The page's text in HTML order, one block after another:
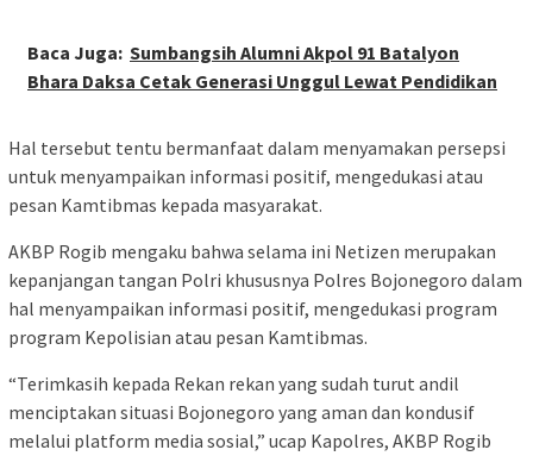
Baca Juga: Sumbangsih Alumni Akpol 91 Batalyon
Bhara Daksa Cetak Generasi Unggul Lewat Pendidikan
Hal tersebut tentu bermanfaat dalam menyamakan persepsi
untuk menyampaikan informasi positif, mengedukasi atau
pesan Kamtibmas kepada masyarakat.
AKBP Rogib mengaku bahwa selama ini Netizen merupakan
kepanjangan tangan Polri khususnya Polres Bojonegoro dalam
hal menyampaikan informasi positif, mengedukasi program
program Kepolisian atau pesan Kamtibmas.
“Terimkasih kepada Rekan rekan yang sudah turut andil
menciptakan situasi Bojonegoro yang aman dan kondusif
melalui platform media sosial,” ucap Kapolres, AKBP Rogib